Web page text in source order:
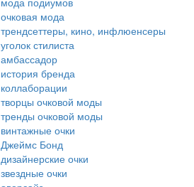
очковая мода
трендсеттеры, кино, инфлюенсеры
уголок стилиста
амбассадор
история бренда
коллаборации
творцы очковой моды
тренды очковой моды
винтажные очки
Джеймс Бонд
дизайнерские очки
звездные очки